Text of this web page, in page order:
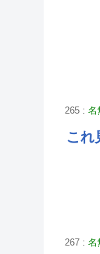
265 : 名
これ
267 : 名